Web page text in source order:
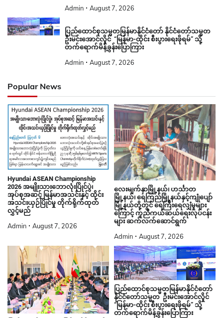
Admin August 7, 2026
ပြည်ထောင်စုသမ္မတမြန်မာနိုင်ငံတော် နိုင်ငံတော်သမ္မတ
ဦးမင်းအောင်လှိုင် “မြန်မာ-ထိုင်း စီးပွားရေးဖိုရမ်” သို့
တက်ရောက်မိန့်ခွန်းပြောကြား
Admin August 7, 2026
Popular News
Hyundai ASEAN Championship
2026 အမျိုးသားဘောလုံးပြိုင်ပွဲ၊
အုပ်စုအဆင့် မြန်မာအသင်းနှင့် ထိုင်း
အသင်းယှဉ်ပြိုင်မှု တိုက်ရိုက်ထုတ်
လွှင့်မည်
Admin August 7, 2026
လေးမျက်နှာမြို့နယ်၊ ဟင်္သာတ
မြို့နယ်၊ ရေကြည်မြို့နယ်နှင့်ကျုံပျော်
မြို့နယ်တို့တွင် ရေကြီးရေလျှံမှုများ
ကြောင့် ကူညီကယ်ဆယ်ရေးလုပ်ငန်း
များ ဆက်လက်ဆောင်ရွက်
Admin August 7, 2026
ပြည်ထောင်စုသမ္မတမြန်မာနိုင်ငံတော်
နိုင်ငံတော်သမ္မတ ဦးမင်းအောင်လှိုင်
“မြန်မာ-ထိုင်း စီးပွားရေးဖိုရမ်” သို့
တက်ရောက်မိန့်ခွန်းပြောကြား